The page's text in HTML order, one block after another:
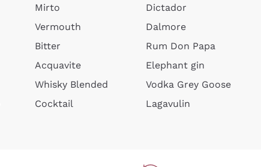
Mirto
Vermouth
Bitter
Acquavite
Whisky Blended
Cocktail
Dictador
Dalmore
Rum Don Papa
Elephant gin
Vodka Grey Goose
Lagavulin